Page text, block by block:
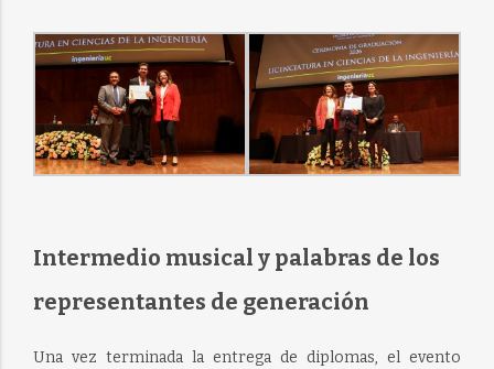
Intermedio musical y palabras de los
representantes de generación
Una vez terminada la entrega de diplomas, el evento